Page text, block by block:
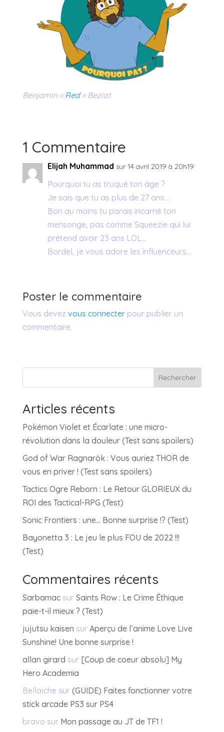
Benjamin « Red» Beziat
1 Commentaire
Elijah Muhammad sur 14 avril 2019 à 20h19
Pourquoi tu as truqué ton âge ?
Je sais que tu as plus de 27 ans…
Bon au moins tu parais incarné ton
mensonge, pas comme Squeezie qui lui
prétend avoir 23 ans LOL…
Bordel, je vous adore les influenceurs…
Poster le commentaire
Vous devez vous connecterpour publier un
commentaire.
Rechercher
Articles récents
Pokémon Violet et Écarlate : une micro-
révolution dans la douleur (Test sans spoilers)
God of War Ragnarök : Vous auriez THOR de
vous en priver ! (Test sans spoilers)
Tactics Ogre Reborn : Le Retour GLORIEUX du
ROI des Tactical-RPG (Test)
Sonic Frontiers : une… Bonne surprise !? (Test)
Bayonetta 3 : Le jeu le plus FOU de 2022 !!!
(Test)
Commentaires récents
Sarbamacsur Saints Row : Le Crime Éthique
paie-t-il mieux ? (Test)
jujutsu kaisen sur Aperçu de l’anime Love Live
Sunshine! Une bonne surprise !
allan girard sur [Coup de coeur absolu] My
Hero Academia
Bellaïche sur (GUIDE) Faites fonctionner votre
stick arcade PS3 sur PS4
bravo sur Mon passage au JT de TF1 !